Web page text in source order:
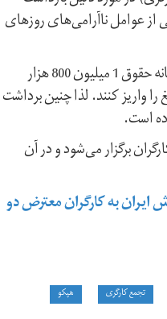
عوامل ناآرامی‌های روزهای
او ادامه می‌دهد: پس از تجمع کارگران این کارخانه و رخ دادن اتفاقات ناگوار، مسئولان کارخانه حقوق 1 میلیون 800 هزار
واریز کنند. لذا چنین برداشت
است.
برگزار می‌شود و در آن
به کارگران معترض دو
تجمع کارگری هپکو